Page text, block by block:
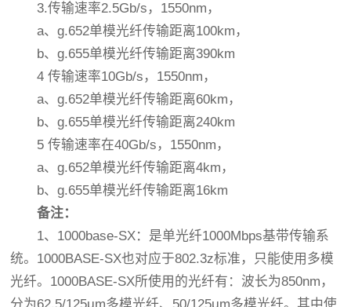
3.传输速率2.5Gb/s，1550nm，
a、g.652单模光纤传输距离100km，
b、g.655单模光纤传输距离390km
4 传输速率10Gb/s，1550nm，
a、g.652单模光纤传输距离60km，
b、g.655单模光纤传输距离240km
5 传输速率在40Gb/s，1550nm，
a、g.652单模光纤传输距离4km，
b、g.655单模光纤传输距离16km
备注：
1、1000base-SX：是单光纤1000Mbps基带传输系
统。1000BASE-SX也对应于802.3z标准，只能使用多模
光纤。1000BASE-SX所使用的光纤有：波长为850nm，